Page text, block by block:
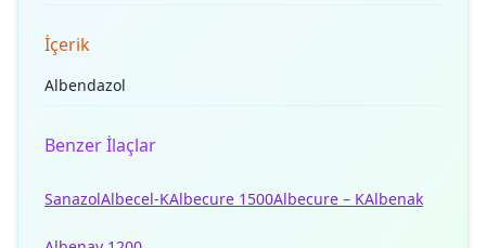
İçerik
Albendazol
Benzer İlaçlar
SanazolAlbecel-KAlbecure 1500Albecure – KAlbenak